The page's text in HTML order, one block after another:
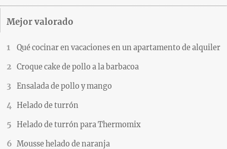
Mejor valorado
Qué cocinar en vacaciones en un apartamento de alquiler
Croque cake de pollo a la barbacoa
Ensalada de pollo y mango
Helado de turrón
Helado de turrón para Thermomix
Mousse helado de naranja